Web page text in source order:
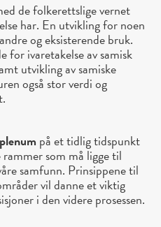
de folkerettslige vernet
har. En utvikling for noen
og eksisterende bruk.
for ivaretakelse av samisk
utvikling av samiske
også stor verdi og
på et tidlig tidspunkt
som må ligge til
samfunn. Prinsippene til
vil danne et viktig
i den videre prosessen.